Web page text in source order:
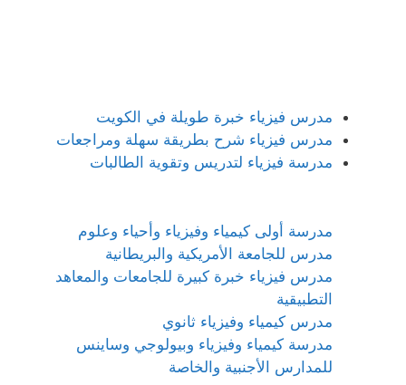
مدرس فيزياء خبرة طويلة في الكويت
مدرس فيزياء شرح بطريقة سهلة ومراجعات
مدرسة فيزياء لتدريس وتقوية الطالبات
مدرسة أولى كيمياء وفيزياء وأحياء وعلوم
مدرس للجامعة الأمريكية والبريطانية
مدرس فيزياء خبرة كبيرة للجامعات والمعاهد
التطبيقية
مدرس كيمياء وفيزياء ثانوي
مدرسة كيمياء وفيزياء وبيولوجي وساينس
للمدارس الأجنبية والخاصة